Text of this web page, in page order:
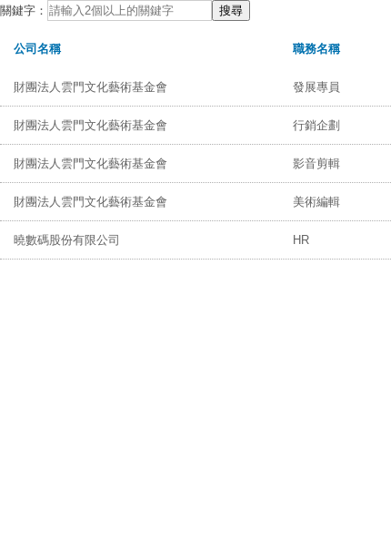
關鍵字：
公司名稱 職務名稱
財團法人雲門文化藝術基金會 發展專員
財團法人雲門文化藝術基金會 行銷企劃
財團法人雲門文化藝術基金會 影音剪輯
財團法人雲門文化藝術基金會 美術編輯
曉數碼股份有限公司 HR